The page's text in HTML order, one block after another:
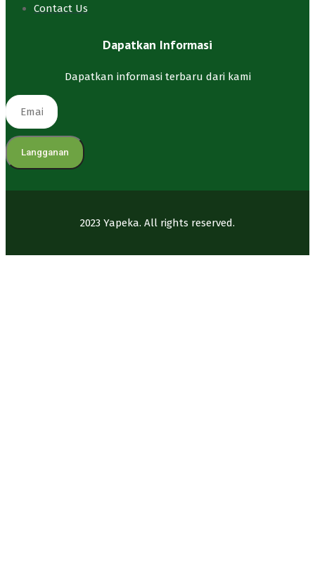
Contact Us
Dapatkan Informasi
Dapatkan informasi terbaru dari kami
Langganan
2023 Yapeka. All rights reserved.